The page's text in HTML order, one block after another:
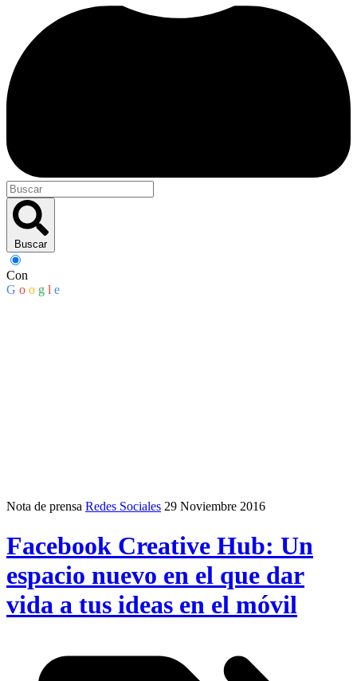
Buscar
Con
G o o g l e
Nota de prensa Redes Sociales 29 Noviembre 2016
Facebook Creative Hub: Un
espacio nuevo en el que dar
vida a tus ideas en el móvil